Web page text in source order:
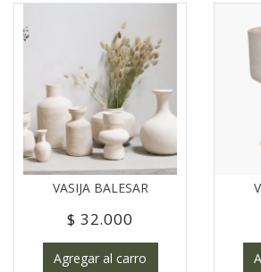
VASIJA BALESAR
$ 32.000
Agregar al carro